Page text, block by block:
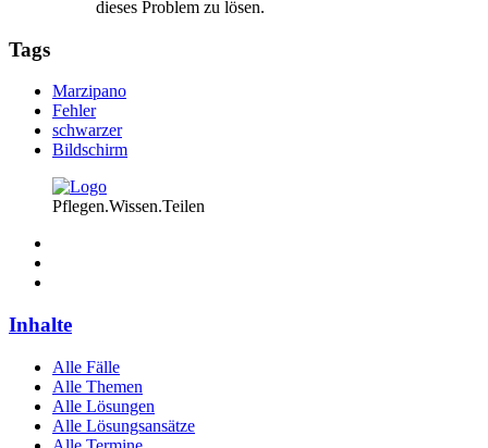
dieses Problem zu lösen.
Tags
Marzipano
Fehler
schwarzer
Bildschirm
Pflegen.Wissen.Teilen
Inhalte
Alle Fälle
Alle Themen
Alle Lösungen
Alle Lösungsansätze